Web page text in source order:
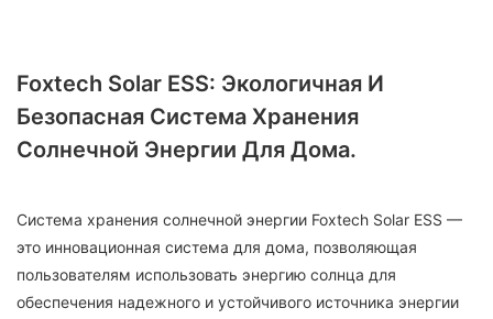
Foxtech Solar ESS: Экологичная И
Безопасная Система Хранения
Солнечной Энергии Для Дома.
Система хранения солнечной энергии Foxtech Solar ESS —
это инновационная система для дома, позволяющая
пользователям использовать энергию солнца для
обеспечения надежного и устойчивого источника энергии